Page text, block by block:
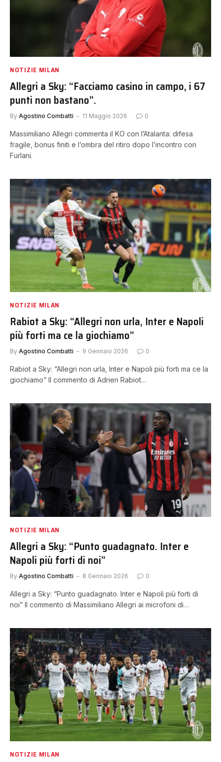
NOTIZIE MILAN
Allegri a Sky: “Facciamo casino in campo, i 67
punti non bastano”.
By Agostino Combatti 11 Maggio 2026 0
Massimiliano Allegri commenta il KO con l’Atalanta: difesa
fragile, bonus finiti e l’ombra del ritiro dopo l’incontro con
Furlani.
NOTIZIE MILAN
Rabiot a Sky: “Allegri non urla, Inter e Napoli
più forti ma ce la giochiamo”
By Agostino Combatti 9 Gennaio 2026 0
Rabiot a Sky: “Allegri non urla, Inter e Napoli più forti ma ce la
giochiamo” Il commento di Adrien Rabiot…
NOTIZIE MILAN
Allegri a Sky: “Punto guadagnato. Inter e
Napoli più forti di noi”
By Agostino Combatti 8 Gennaio 2026 0
Allegri a Sky: “Punto guadagnato. Inter e Napoli più forti di
noi” Il commento di Massimiliano Allegri ai microfoni di…
NOTIZIE MILAN